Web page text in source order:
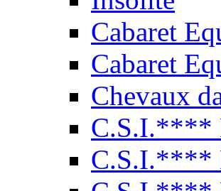
Cabaret
Cabaret
Chevaux
C.S.I.****
C.S.I.****